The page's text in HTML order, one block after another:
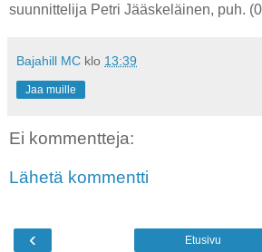
suunnittelija Petri Jääskeläinen, puh.
Bajahill MC klo 13:39
Jaa muille
Ei kommentteja:
Lähetä kommentti
‹ Etusivu